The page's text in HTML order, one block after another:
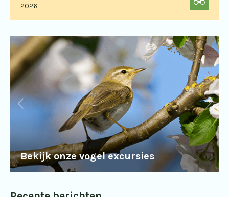
2026
Bekijk onze vogel excursies